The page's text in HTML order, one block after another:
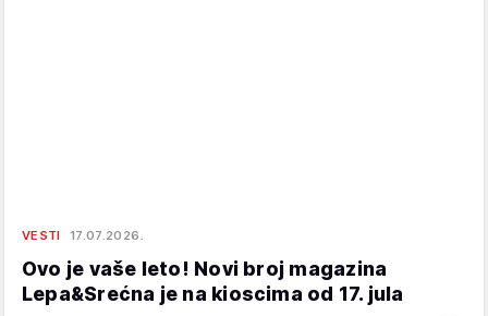
VESTI 17.07.2026.
Ovo je vaše leto! Novi broj magazina
Lepa&Srećna je na kioscima od 17. jula